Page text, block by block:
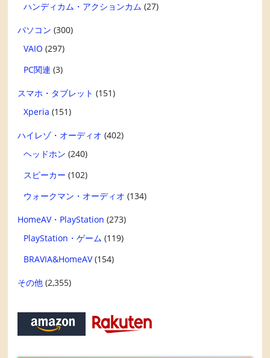
ハンディカム・アクションカム (27)
パソコン (300)
VAIO (297)
PC関連 (3)
スマホ・タブレット (151)
Xperia (151)
ハイレゾ・オーディオ (402)
ヘッドホン (240)
スピーカー (102)
ウォークマン・オーディオ (134)
HomeAV・PlayStation (273)
PlayStation・ゲーム (119)
BRAVIA&HomeAV(154)
その他 (2,355)